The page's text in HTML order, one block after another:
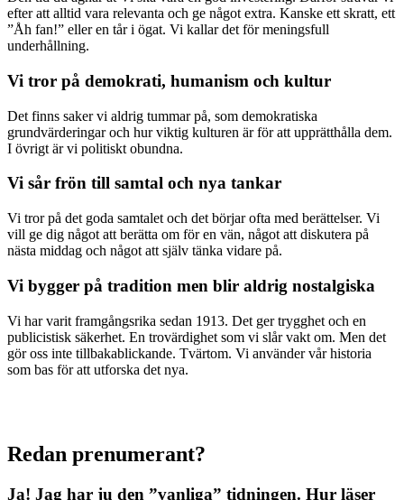
efter att alltid vara relevanta och ge något extra. Kanske ett skratt, ett
”Åh fan!” eller en tår i ögat. Vi kallar det för meningsfull
underhållning.
Vi tror på demokrati, humanism och kultur
Det finns saker vi aldrig tummar på, som demokratiska
grundvärderingar och hur viktig kulturen är för att upprätthålla dem.
I övrigt är vi politiskt obundna.
Vi sår frön till samtal och nya tankar
Vi tror på det goda samtalet och det börjar ofta med berättelser. Vi
vill ge dig något att berätta om för en vän, något att diskutera på
nästa middag och något att själv tänka vidare på.
Vi bygger på tradition men blir aldrig nostalgiska
Vi har varit framgångsrika sedan 1913. Det ger trygghet och en
publicistisk säkerhet. En trovärdighet som vi slår vakt om. Men det
gör oss inte tillbakablickande. Tvärtom. Vi använder vår historia
som bas för att utforska det nya.
Redan prenumerant?
Ja! Jag har ju den ”vanliga” tidningen. Hur läser